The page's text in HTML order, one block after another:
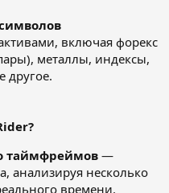
включая форекс
металлы, индексы,
другое.
таймфреймов —
анализируя несколько
времени.